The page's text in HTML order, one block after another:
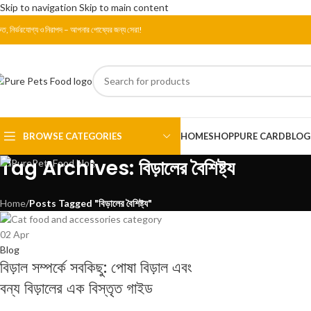
Skip to navigation Skip to main content
নির্ভরযোগ্য ও নিরাপদ – আপনার পোষ্যের জন্য সেরা!
BROWSE CATEGORIES HOMESHOPPURE CARDBLOG
Tag Archives: বিড়ালের বৈশিষ্ট্য
Home/Posts Tagged "বিড়ালের বৈশিষ্ট্য"
02 Apr
Blog
বিড়াল সম্পর্কে সবকিছু: পোষা বিড়াল এবং
বন্য বিড়ালের এক বিস্তৃত গাইড